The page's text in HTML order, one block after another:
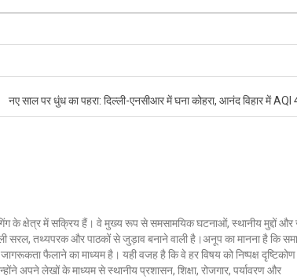
नए साल पर धुंध का पहरा: दिल्ली-एनसीआर में घना कोहरा, आनंद विहार में AQI
के क्षेत्र में सक्रिय हैं। वे मुख्य रूप से समसामयिक घटनाओं, स्थानीय मुद्दों और
तथ्यपरक और पाठकों से जुड़ाव बनाने वाली है।अनूप का मानना है कि
फैलाने का माध्यम है। यही वजह है कि वे हर विषय को निष्पक्ष
अपने लेखों के माध्यम से स्थानीय प्रशासन, शिक्षा, रोजगार, पर्यावरण और